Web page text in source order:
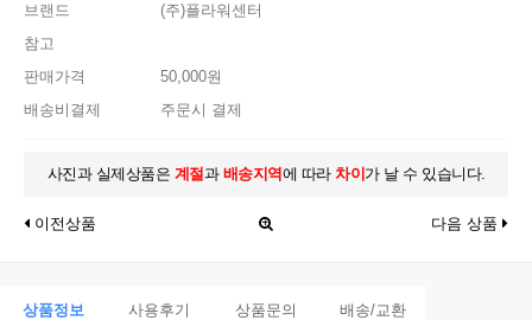
브랜드
(주)플라워센터
참고
판매가격
50,000원
배송비결제
주문시 결제
사진과 실제상품은 계절과 배송지역에 따라 차이 가 날 수 있습니다.
이전상품 다음 상품
상품정보 사용후기 상품문의 배송/교환